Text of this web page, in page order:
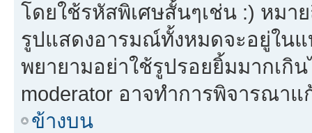
โดยใช้รหัสพิเศษสั้นๆเช่น :) หมา
รูปแสดงอารมณ์ทั้งหมดจะอยู่ใน
พยายามอย่าใช้รูปรอยยิ้มมากเกิ
moderator อาจทำการพิจารณา
ข้างบน